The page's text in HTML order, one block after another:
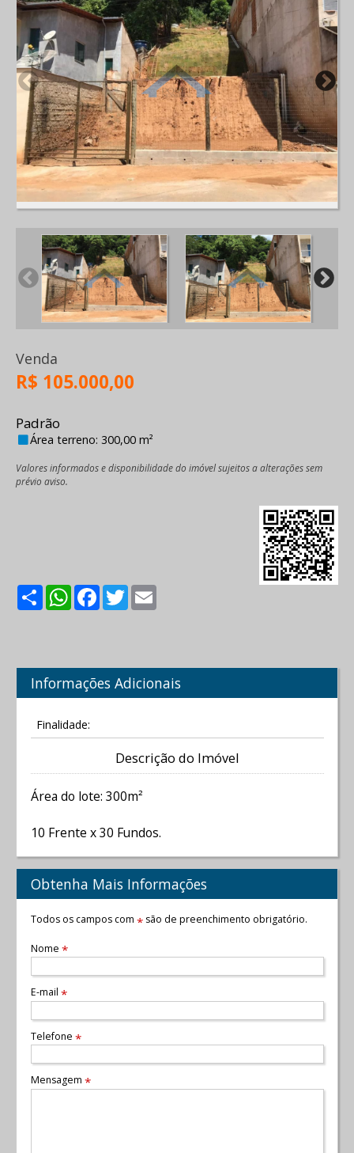
Venda
R$ 105.000,00
Padrão
Área terreno: 300,00 m²
Valores informados e disponibilidade do imóvel sujeitos a alterações sem
prévio aviso.
ShareWhatsApp
Facebook
Twitter
Informações Adicionais
Finalidade:
Descrição do Imóvel
Área do lote: 300m²
10 Frente x 30 Fundos.
Obtenha Mais Informações
Todos os campos com *são de preenchimento obrigatório.
Nome *
E-mail *
Telefone *
Mensagem *